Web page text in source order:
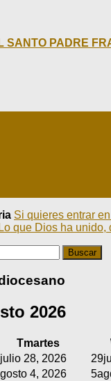
SANTO PADRE
Si quieres entrar
Lo que Dios ha
2026
Tmartes
julio 28, 2026 29
4, 2026 5